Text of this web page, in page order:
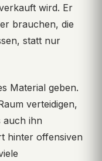
wird. Er
brauchen, die
statt nur
Material geben.
verteidigen,
auch ihn
hinter offensiven